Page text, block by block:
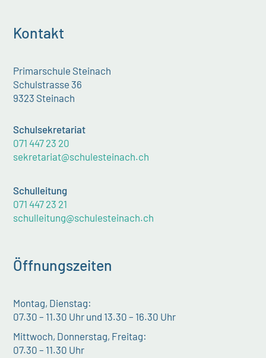
Kontakt
Primarschule Steinach
Schulstrasse 36
9323 Steinach
Schulsekretariat
071 447 23 20
sekretariat@schulesteinach.ch
Schulleitung
071 447 23 21
schulleitung@schulesteinach.ch
Öffnungszeiten
Montag, Dienstag:
07.30 – 11.30 Uhr und 13.30 – 16.30 Uhr
Mittwoch, Donnerstag, Freitag:
07.30 – 11.30 Uhr